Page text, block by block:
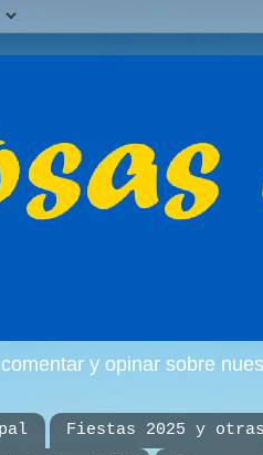
y opinar sobre
Fiestas 2025 y otras